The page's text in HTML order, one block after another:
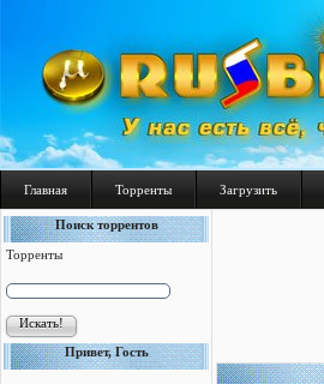
Главная Торренты Загрузить
Поиск торрентов
Торренты
Привет, Гость